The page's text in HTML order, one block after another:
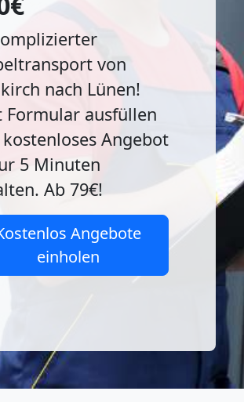
von
nach Lünen!
Formular ausfüllen
Angebot
5 Minuten
Ab 79€!
Angebote
einholen